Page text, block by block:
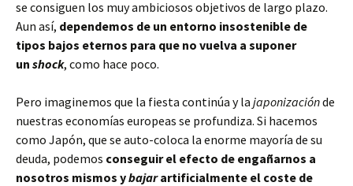
se consiguen los muy ambiciosos objetivos de largo plazo.
Aun así, dependemos de un entorno insostenible de
tipos bajos eternos para que no vuelva a suponer
un shock, como hace poco.
Pero imaginemos que la fiesta continúa y la japonizaciónde
nuestras economías europeas se profundiza. Si hacemos
como Japón, que se auto-coloca la enorme mayoría de su
deuda, podemos conseguir el efecto de engañarnos a
nosotros mismos ybajarartificialmente el coste de